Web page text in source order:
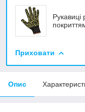
Приховати
Опис